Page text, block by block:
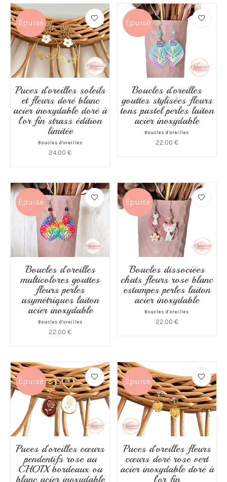
Épuisé
Puces d’oreilles soleils
et fleurs doré blanc
acier inoxydable doré à
l’or fin strass édition
limitée
Boucles d'oreilles
24.00 €
Épuisé
Boucles d’oreilles
gouttes stylisées fleurs
tons pastel perles laiton
acier inoxydable
Boucles d'oreilles
22.00 €
Épuisé
Boucles d’oreilles
multicolores gouttes
fleurs perles
asymétriques laiton
acier inoxydable
Boucles d'oreilles
22.00 €
Épuisé
Boucles dissociées
chats fleurs rose blanc
estampes perles laiton
acier inoxydable
Boucles d'oreilles
22.00 €
Épuisé
Puces d’oreilles cœurs
pendentifs rose au
CHOIX bordeaux ou
blanc acier inoxydable
Épuisé
Puces d’oreilles fleurs
cœurs doré rose vert
acier inoxydable doré à
l’or fin